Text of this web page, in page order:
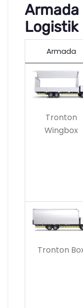
Armada
Logistik
Armada
Tronton
Wingbox
Tronton